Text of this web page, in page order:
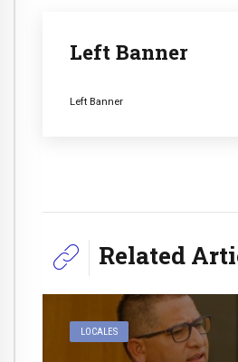
Left Banner
Left Banner
Related
LOCALES